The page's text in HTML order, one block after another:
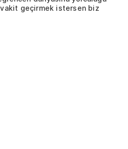
geçirmek istersen biz